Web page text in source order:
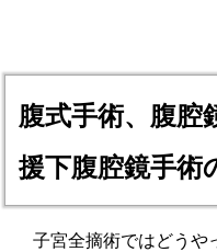
腹式手術、腹腔
援下腹腔鏡手術
子宮全摘術ではどうや